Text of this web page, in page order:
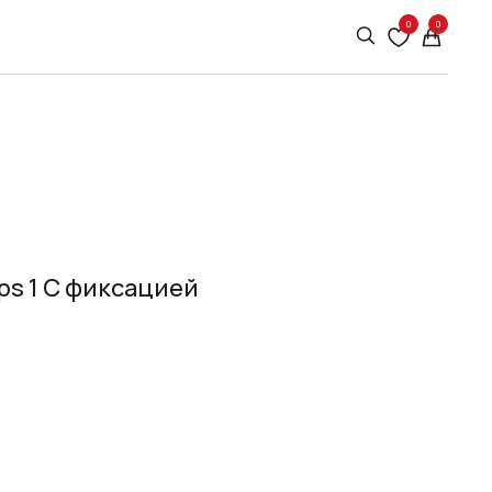
0 0
1 С фиксацией